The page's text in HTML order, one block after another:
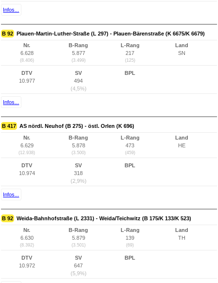
Infos...
B 92 Plauen-Martin-Luther-Straße (L 297) - Plauen-Bärenstraße (K 6675/K 6679)
Nr.
6.628
(8.406)
B-Rang
5.877
(3.499)
L-Rang
217
(125)
Land
SN
DTV
10.977
SV
494
(4,5%)
BPL
Infos...
B 417 AS nördl. Neuhof (B 275) - östl. Orlen (K 696)
Nr.
6.629
(12.938)
B-Rang
5.878
(3.500)
L-Rang
473
(459)
Land
HE
DTV
10.974
SV
318
(2,9%)
BPL
Infos...
B 92 Weida-Bahnhofstraße (L 2331) - Weida/Teichwitz (B 175/K 133/K 523)
Nr.
6.630
(8.392)
B-Rang
5.879
(3.501)
L-Rang
139
(69)
Land
TH
DTV
10.972
SV
647
(5,9%)
BPL